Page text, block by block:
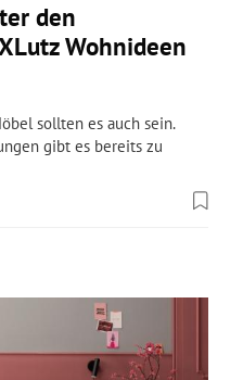
den
Wohnideen
sollten es auch sein.
gibt es bereits zu